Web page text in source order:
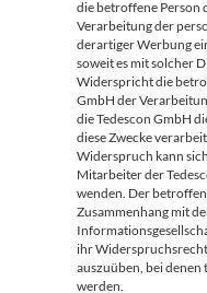
die betroffene Person
Verarbeitung der
derartiger Werbung
soweit es mit solcher
Widerspricht die
GmbH der
die Tedescon GmbH
diese Zwecke
Widerspruch kann
Mitarbeiter der
wenden. Der
Zusammenhang mit
ihr
auszuüben, bei
werden.